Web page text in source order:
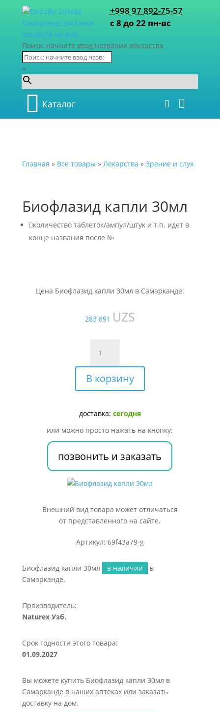
+998 97 892-75-57
с 8 до 22 пн-вс
Поиск: начните ввод названия лекарства
×
Каталог
Главная » Все товары » Лекарства » Зрение и слух
Биофлазид капли 30мл
количество таблеток/ампул/штук и т.п. идет в
конце названия после №
Цена Биофлазид капли 30мл в Самарканде:
283 891 UZS
товара
Биофлазид
капли
30мл
В корзину
доставка: сегодня
или можно просто нажать на кнопку:
позвонить и заказать
Внешний вид товара может отличаться
от представленного на сайте.
Артикул: 69f43a79-g
Биофлазид капли 30мл в наличии
в
Самарканде.
Производитель:
Naturex Узб.
Срок годности этого товара:
01.09.2027
Вы можете купить Биофлазид капли 30мл в
Самарканде в наших аптеках или заказать
доставку на дом.